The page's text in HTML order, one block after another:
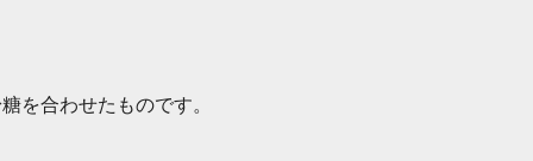
を合わせたものです。